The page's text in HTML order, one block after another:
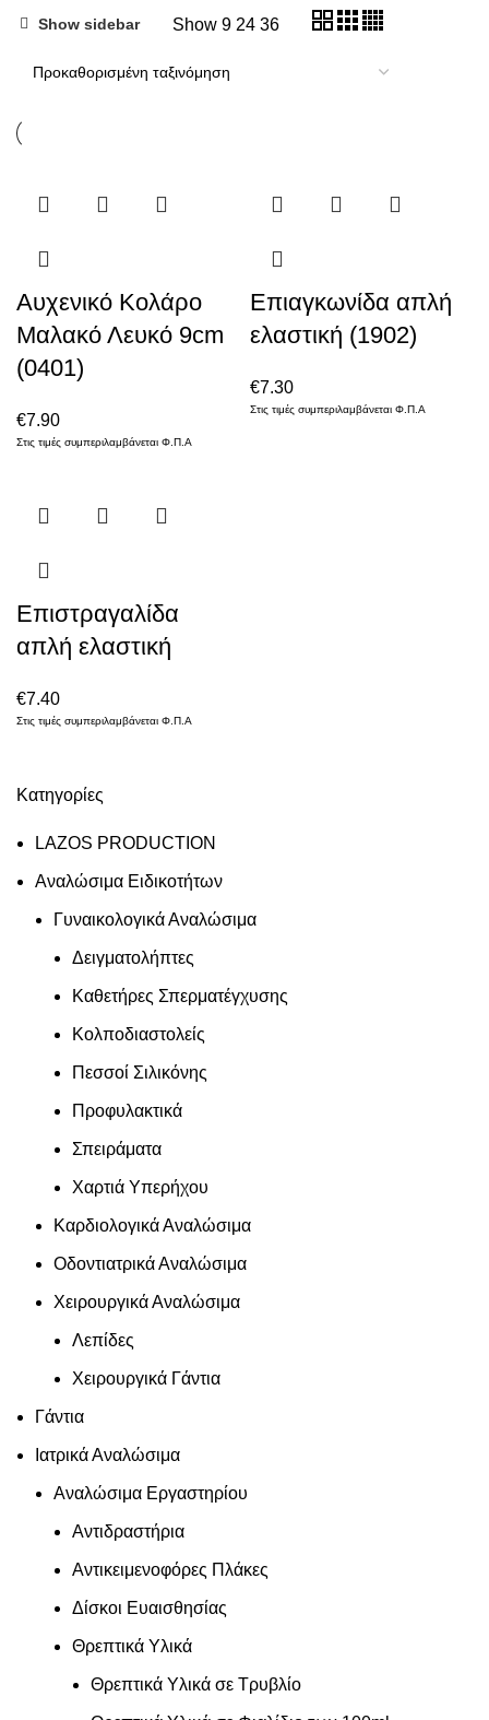
Κατηγορίες
LAZOS PRODUCTION
Αναλώσιμα Ειδικοτήτων
Γυναικολογικά Αναλώσιμα
Δειγματολήπτες
Καθετήρες Σπερματέγχυσης
Κολποδιαστολείς
Πεσσοί Σιλικόνης
Προφυλακτικά
Σπειράματα
Χαρτιά Υπερήχου
Καρδιολογικά Αναλώσιμα
Οδοντιατρικά Αναλώσιμα
Χειρουργικά Αναλώσιμα
Λεπίδες
Χειρουργικά Γάντια
Γάντια
Ιατρικά Αναλώσιμα
Αναλώσιμα Εργαστηρίου
Αντιδραστήρια
Αντικειμενοφόρες Πλάκες
Δίσκοι Ευαισθησίας
Θρεπτικά Υλικά
Θρεπτικά Υλικά σε Τρυβλίο
Show sidebar Show9 2436
Αυχενικό Κολάρο
Μαλακό Λευκό 9cm
(0401)
€7.90
Στις τιμές συμπεριλαμβάνεται Φ.Π.Α
Επιαγκωνίδα απλή
ελαστική (1902)
€7.30
Στις τιμές συμπεριλαμβάνεται Φ.Π.Α
Επιστραγαλίδα
απλή ελαστική
€7.40
Στις τιμές συμπεριλαμβάνεται Φ.Π.Α